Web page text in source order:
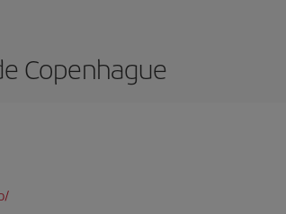
Copenhague